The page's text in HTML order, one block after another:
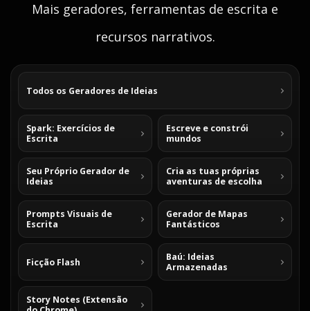
Mais geradores, ferramentas de escrita e
recursos narrativos.
Todos os Geradores de Ideias
Spark: Exercícios de
Escrita
Escreve e constrói
mundos
Seu Próprio Gerador de
Ideias
Cria as tuas próprias
aventuras de escolha
Prompts Visuais de
Escrita
Gerador de Mapas
Fantásticos
Ficção Flash
Baú: Ideias
Armazenadas
Story Notes (Extensão